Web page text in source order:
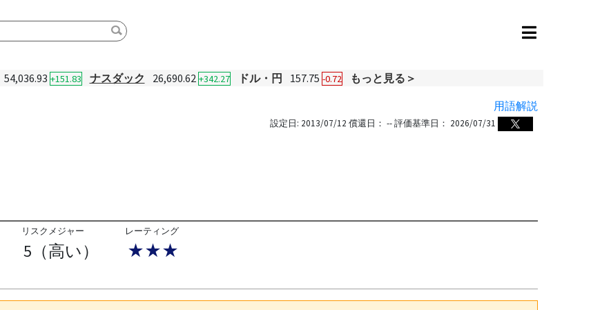
54,036.93 +151.83 ナスダック 26,690.62 +342.27 ドル・円 157.75 -0.72
もっと見る＞
用語解説
設定日: 2013/07/12 償還日： -- 評価基準日： 2026/07/31
リスクメジャー
5（高い）
レーティング
★★★